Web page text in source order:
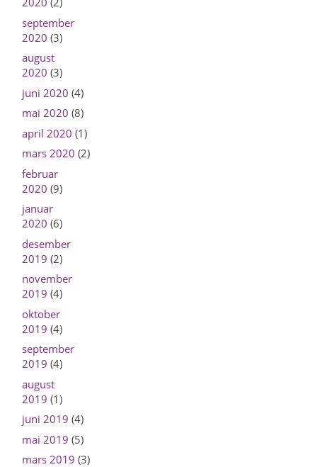
september
2020 (3)
august
2020 (3)
juni 2020 (4)
mai 2020 (8)
april 2020 (1)
mars 2020 (2)
februar
2020 (9)
januar
2020 (6)
desember
2019 (2)
november
2019 (4)
oktober
2019 (4)
september
2019 (4)
august
2019 (1)
juni 2019 (4)
mai 2019 (5)
mars 2019 (3)